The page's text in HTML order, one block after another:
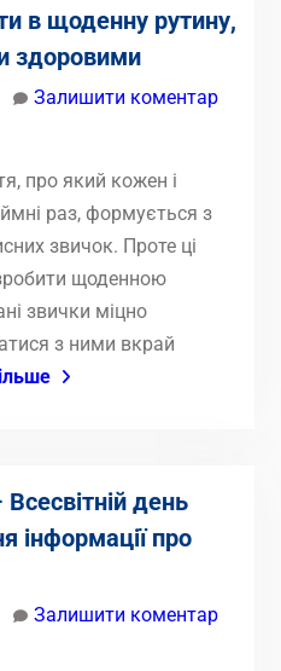
в щоденну рутину,
здоровими
Залишити коментар
про який кожен і
раз, формується з
звичок. Проте ці
щоденною
звички міцно
з ними вкрай
Всесвітній день
інформації про
Залишити коментар